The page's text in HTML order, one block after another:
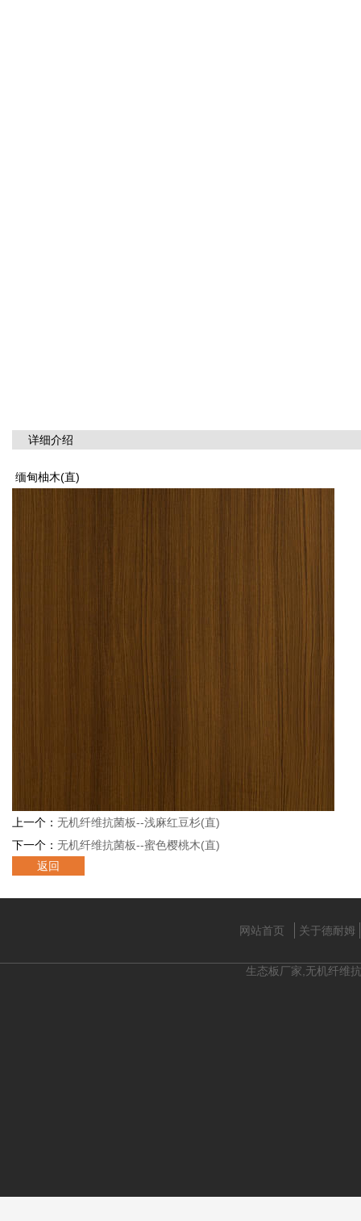
详细介绍
缅甸柚木(直)
上一个： 无机纤维抗菌板--浅麻红豆杉(直)
下一个： 无机纤维抗菌板--蜜色樱桃木(直)
返回
网站首页 关于德耐姆
生态板厂家,无机纤维